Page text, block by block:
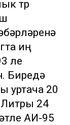
төр
иң
ле
Биредә
уртача 20
Литры 24
АИ-95